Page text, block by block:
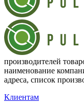
производителей
наименование
адреса, список
Клиентам